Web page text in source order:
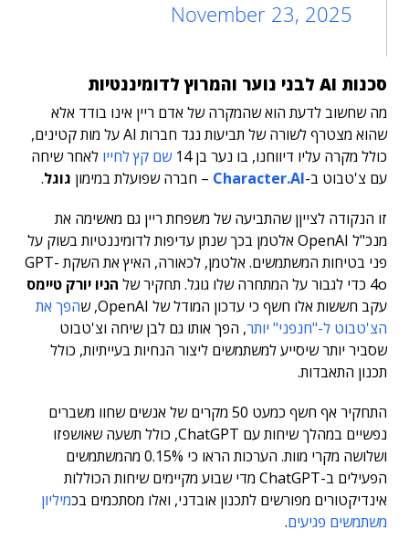
November 23, 2025
סכנות AI לבני נוער והמרוץ לדומיננטיות
מה שחשוב לדעת הוא שהמקרה של אדם ריין אינו בודד אלא
שהוא מצטרף לשורה של תביעות נגד חברות AI על מות קטינים,
כולל מקרה עליו דיווחנו, בו נער בן 14
שם קץ לחייו לאחר שיחה
עם צ'טבוט ב-Character.AI – חברה שפועלת במימון גוגל.
זו הנקודה לצייןן שהתביעה של משפחת ריין גם מאשימה את
מנכ"ל OpenAI אלטמן בכך שנתן עדיפות לדומיננטיות בשוק על
פני בטיחות המשתמשים. אלטמן, לכאורה, האיץ את השקת GPT-
4o כדי לגבור על המתחרה שלו גוגל. תחקיר של
הניו יורק טיימס
עקב חששות אלו חשף כי עדכון המודל של OpenAI, ש
הפך את
הצ'טבוט ל-"חנפני" יותר, הפך אותו גם לבן שיחה וצ'טבוט
שסביר יותר שיסייע למשתמשים ליצור הנחיות בעייתיות, כולל
תכנון התאבדות.
התחקיר אף חשף כמעט 50 מקרים של אנשים שחוו משברים
נפשיים במהלך שיחות עם ChatGPT, כולל תשעה שאושפזו
ושלושה מקרי מוות. הערכות הראו כי 0.15% מהמשתמשים
הפעילים ב-ChatGPT מדי שבוע מקיימים שיחות הכוללות
אינדיקטורים מפורשים לתכנון אובדני, ואלו מסתכמים בכמיליון
משתמשים פגיעים.